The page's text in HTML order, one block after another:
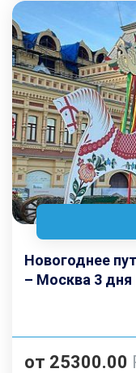
Новогоднее
– Москва 3 дня
от 25300.00